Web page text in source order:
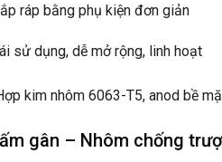
ráp bằng phụ kiện đơn giản
sử dụng, dễ mở rộng, linh hoạt
kim nhôm 6063-T5, anod bề
gân – Nhôm chống